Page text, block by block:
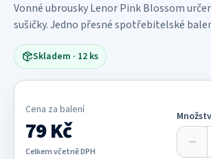
Vonné ubrousky Lenor Pink Blossom
sušičky. Jedno přesné spotřebitelské
ubrousků; pro většinu náplní výrobce uvádí
ubrousek.
Skladem · 12 ks
Cena za balení
79 Kč
Celkem včetně DPH